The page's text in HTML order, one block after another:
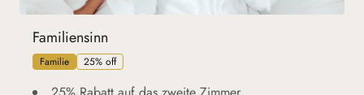
Familiensinn
Familie 25% off